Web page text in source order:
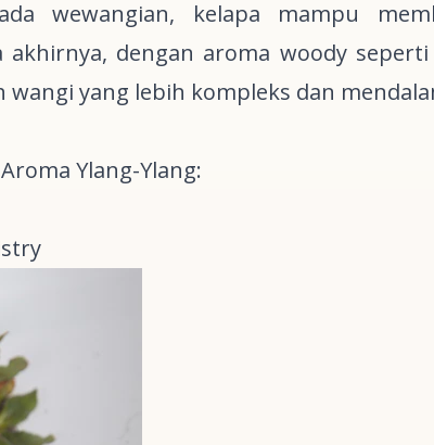
wewangian, kelapa mampu
akhirnya, dengan aroma woodyseperti
yang lebih kompleks dan
Ylang-Ylang: